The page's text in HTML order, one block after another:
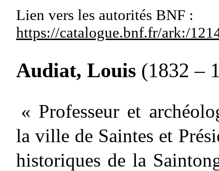
Lien vers les autorités BNF :
https://catalogue.bnf.fr/ark:/
Audiat, Louis (1832 –
« Professeur et
la ville de Saintes et
historiques de la